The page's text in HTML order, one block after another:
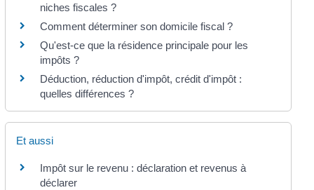
niches fiscales ?
Comment déterminer son domicile fiscal ?
Qu'est-ce que la résidence principale pour les
impôts ?
Déduction, réduction d'impôt, crédit d'impôt :
quelles différences ?
Et aussi
Impôt sur le revenu : déclaration et revenus à
déclarer